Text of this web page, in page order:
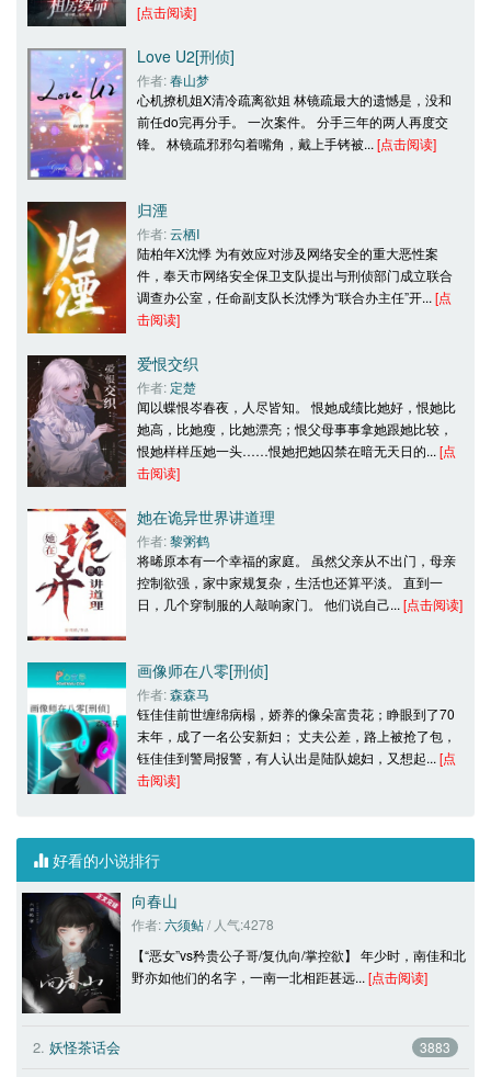
[点击阅读]
Love U2[刑侦]
作者: 春山梦
心机撩机姐X清冷疏离欲姐 林镜疏最大的遗憾是，没和
前任do完再分手。 一次案件。 分手三年的两人再度交
锋。 林镜疏邪邪勾着嘴角，戴上手铐被... [点击阅读]
归湮
作者: 云栖I
陆柏年X沈悸 为有效应对涉及网络安全的重大恶性案
件，奉天市网络安全保卫支队提出与刑侦部门成立联合
调查办公室，任命副支队长沈悸为“联合办主任”开... [点
击阅读]
爱恨交织
作者: 定楚
闻以蝶恨岑春夜，人尽皆知。 恨她成绩比她好，恨她比
她高，比她瘦，比她漂亮；恨父母事事拿她跟她比较，
恨她样样压她一头……恨她把她囚禁在暗无天日的... [点
击阅读]
她在诡异世界讲道理
作者: 黎粥鹤
将晞原本有一个幸福的家庭。 虽然父亲从不出门，母亲
控制欲强，家中家规复杂，生活也还算平淡。 直到一
日，几个穿制服的人敲响家门。 他们说自己... [点击阅读]
画像师在八零[刑侦]
作者: 森森马
钰佳佳前世缠绵病榻，娇养的像朵富贵花；睁眼到了70
末年，成了一名公安新妇； 丈夫公差，路上被抢了包，
钰佳佳到警局报警，有人认出是陆队媳妇，又想起... [点
击阅读]
好看的小说排行
向春山
作者: 六须鲇/ 人气:4278
【“恶女”vs矜贵公子哥/复仇向/掌控欲】 年少时，南佳和北
野亦如他们的名字，一南一北相距甚远... [点击阅读]
3883
2. 妖怪茶话会